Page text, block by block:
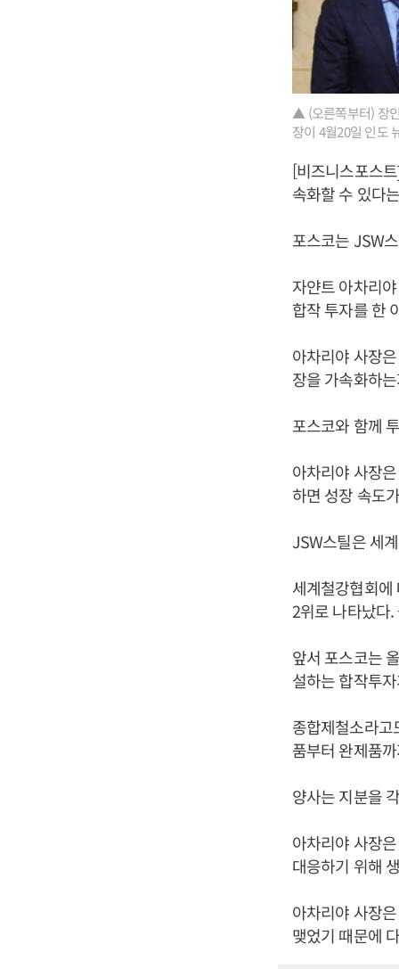
▲ (오른쪽부터) 장
장이 4월20일 인도
[비즈니스포스
속화할 수 있다
포스코는 JSW
자얀트 아차리
합작 투자를 한
아차리야 사장
장을 가속화하
포스코와 함께
아차리야 사장
하면 성장 속도
JSW스틸은 세
세계철강협회에
2위로 나타났다
앞서 포스코는
설하는 합작투
종합제철소라고
품부터 완제품
양사는 지분을
아차리야 사장
대응하기 위해
아차리야 사장
맺었기 때문에